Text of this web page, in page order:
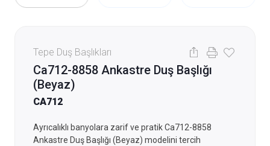
Tepe Duş Başlıkları
Ca712-8858 Ankastre Duş Başlığı
(Beyaz)
CA712
Ayrıcalıklı banyolara zarif ve pratik Ca712-8858
Ankastre Duş Başlığı (Beyaz) modelini tercih